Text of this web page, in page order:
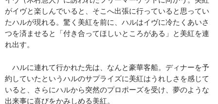
がイヴと楽しんでいると、そこへ出張に行っていると思ってい
たハルが現れる。驚く美紅を前に、ハルはイヴに冷たくあいさ
つを済ませると「付き合ってほしいところがある」と美紅を連
れ出す。
ハルに連れて行かれた先は、なんと豪華客船。ディナーを予
約していたというハルのサプライズに美紅はうれしさを感じて
いると、さらにハルから突然のプロポーズを受け、夢のような
出来事に喜びをかみしめる美紅。